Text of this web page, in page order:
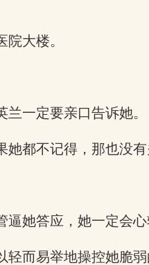
大楼。
一定要亲口告诉她。
都不记得，那也没有
她答应，她一定会心
而易举地操控她脆弱